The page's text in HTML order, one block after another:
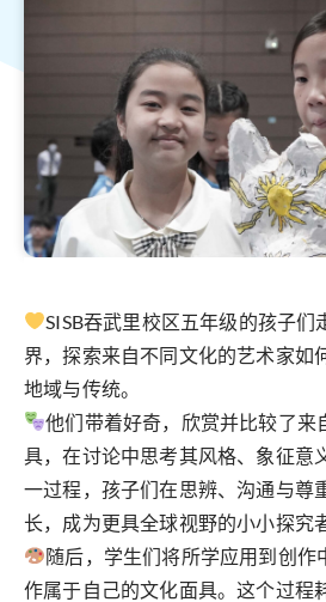
SISB吞武里校区五年级的孩子们
界，探索来自不同文化的艺术家如
地域与传统。
他们带着好奇，欣赏并比较了来
具，在讨论中思考其风格、象征意
一过程，孩子们在思辨、沟通与尊
长，成为更具全球视野的小小探究
随后，学生们将所学应用到创作
作属于自己的文化面具。这个过程